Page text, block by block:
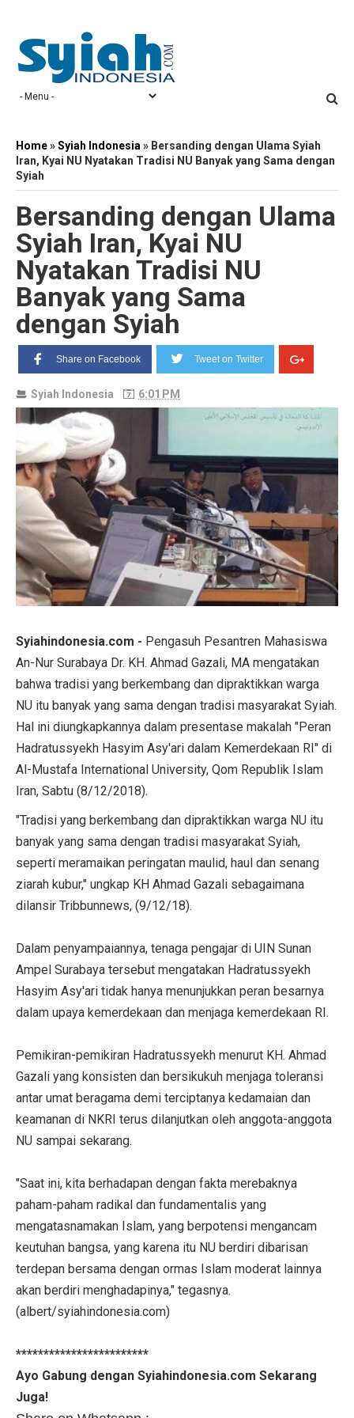
Home»Syiah Indonesia » Bersanding dengan Ulama Syiah
Iran, Kyai NU Nyatakan Tradisi NU Banyak yang Sama dengan
Syiah
Bersanding dengan Ulama
Syiah Iran, Kyai NU
Nyatakan Tradisi NU
Banyak yang Sama
dengan Syiah
Share on Facebook Tweet on Twitter
Syiah Indonesia 6:01 PM
Syiahindonesia.com - Pengasuh Pesantren Mahasiswa
An-Nur Surabaya Dr. KH. Ahmad Gazali, MA mengatakan
bahwa tradisi yang berkembang dan dipraktikkan warga
NU itu banyak yang sama dengan tradisi masyarakat Syiah.
Hal ini diungkapkannya dalam presentase makalah "Peran
Hadratussyekh Hasyim Asy'ari dalam Kemerdekaan RI" di
Al-Mustafa International University, Qom Republik Islam
Iran, Sabtu (8/12/2018).
"Tradisi yang berkembang dan dipraktikkan warga NU itu
banyak yang sama dengan tradisi masyarakat Syiah,
seperti meramaikan peringatan maulid, haul dan senang
ziarah kubur," ungkap KH Ahmad Gazali sebagaimana
dilansir Tribbunnews, (9/12/18).
Dalam penyampaiannya, tenaga pengajar di UIN Sunan
Ampel Surabaya tersebut mengatakan Hadratussyekh
Hasyim Asy'ari tidak hanya menunjukkan peran besarnya
dalam upaya kemerdekaan dan menjaga kemerdekaan RI.
Pemikiran-pemikiran Hadratussyekh menurut KH. Ahmad
Gazali yang konsisten dan bersikukuh menjaga toleransi
antar umat beragama demi terciptanya kedamaian dan
keamanan di NKRI terus dilanjutkan oleh anggota-anggota
NU sampai sekarang.
"Saat ini, kita berhadapan dengan fakta merebaknya
paham-paham radikal dan fundamentalis yang
mengatasnamakan Islam, yang berpotensi mengancam
keutuhan bangsa, yang karena itu NU berdiri dibarisan
terdepan bersama dengan ormas Islam moderat lainnya
akan berdiri menghadapinya," tegasnya.
(albert/syiahindonesia.com)
************************
Ayo Gabung dengan Syiahindonesia.com Sekarang
Juga!